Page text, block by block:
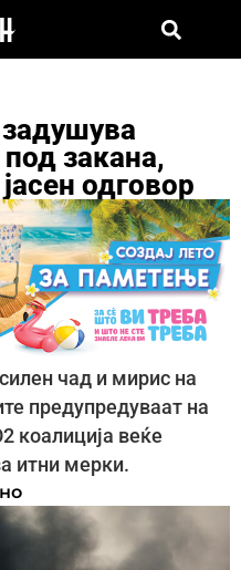
под закана,
одговор
чад и мирис на
предупредуваат на
коалиција веќе
итни мерки.